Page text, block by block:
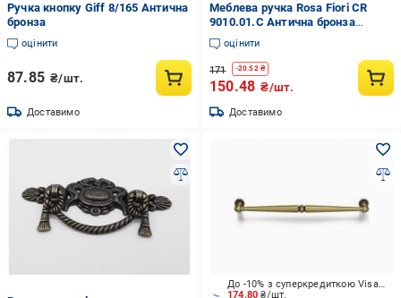
Ручка кнопку Giff 8/165 Антична
бронза
оцінити
87.85 ₴/шт.
Доставимо
Меблева ручка Rosa Fiori CR
9010.01.C Антична бронза
(11801)
оцінити
171 -20.52₴
150.48 ₴/шт.
Доставимо
174.80₴/шт.
До -10% з суперкредиткою Visa Вигода